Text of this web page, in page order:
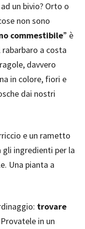
un bivio? Orto o
non sono
commestibile” è
a costa
davvero
in colore, fiori e
dai nostri
e un rametto
gli ingredienti per la
Una pianta a
trovare
in un